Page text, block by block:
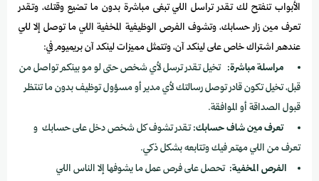
الأبواب تنفتح لك تقدر تراسل اللي تبغى مباشرة بدون ما تضيع وقتك، وتقدر
تعرف مين زار حسابك، وتشوف الفرص الوظيفية المخفية اللي ما توصل إلا للي
عندهم اشتراك خاص على لينكد آن، وتتمثل مميزات لينكد آن بريميوم في:
مراسلة مباشرة: تخيل تقدر ترسل لأي شخص حتى لو مو بينكم تواصل من
قبل، تخيل تكون قادر توصل رسالتك لأي مدير أو مسؤول توظيف بدون ما تنتظر
قبول الصداقة أو الموافقة.
تعرف مين شاف حسابك:تقدر تشوف كل شخص دخل على حسابك و
تعرف من اللي مهتم فيك وتتابعه بشكل ذكي.
الفرص المخفية: تحصل على فرص عمل ما يشوفها إلا الناس اللي